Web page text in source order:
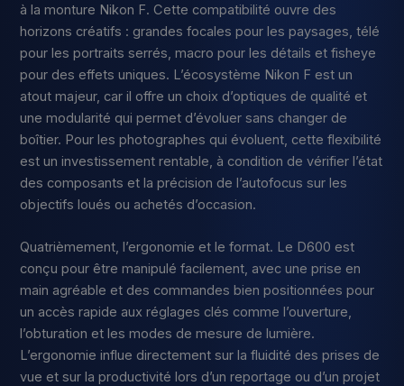
à la monture Nikon F. Cette compatibilité ouvre des
horizons créatifs : grandes focales pour les paysages, télé
pour les portraits serrés, macro pour les détails et fisheye
pour des effets uniques. L’écosystème Nikon F est un
atout majeur, car il offre un choix d’optiques de qualité et
une modularité qui permet d’évoluer sans changer de
boîtier. Pour les photographes qui évoluent, cette flexibilité
est un investissement rentable, à condition de vérifier l’état
des composants et la précision de l’autofocus sur les
objectifs loués ou achetés d’occasion.
Quatrièmement, l’ergonomie et le format. Le D600 est
conçu pour être manipulé facilement, avec une prise en
main agréable et des commandes bien positionnées pour
un accès rapide aux réglages clés comme l’ouverture,
l’obturation et les modes de mesure de lumière.
L’ergonomie influe directement sur la fluidité des prises de
vue et sur la productivité lors d’un reportage ou d’un projet